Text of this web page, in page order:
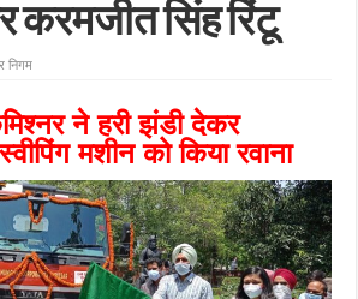
करमजीत सिंह रिंटू
निगम
ने हरी झंडी देकर
मशीन को किया रवाना